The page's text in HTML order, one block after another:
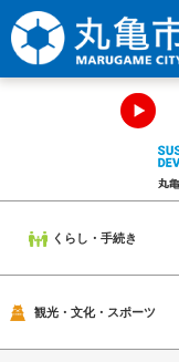
ー
ジ
の
。
ニ
ュ
ー
て
くらし・手続き
観光・文化・スポーツ